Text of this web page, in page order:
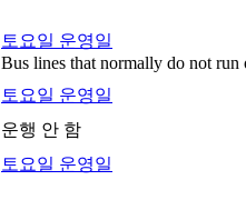
토요일 운영일
Bus lines that normally do not
토요일 운영일
운행 안 함
토요일 운영일